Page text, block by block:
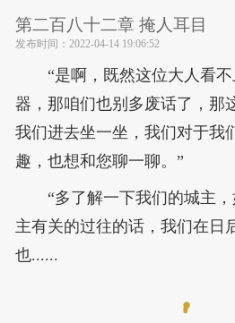
第二百八十二章 掩人耳目
发布时间： 2022-04-14 19:06:52
“是啊，既然这位大人看
器，那咱们也别多废话了，那
我们进去坐一坐，我们对于我
趣，也想和您聊一聊。”
“多了解一下我们的城主
主有关的过往的话，我们在日
也......